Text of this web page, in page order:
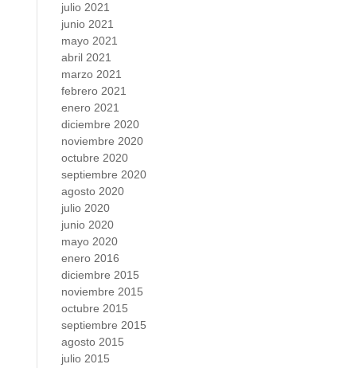
julio 2021
junio 2021
mayo 2021
abril 2021
marzo 2021
febrero 2021
enero 2021
diciembre 2020
noviembre 2020
octubre 2020
septiembre 2020
agosto 2020
julio 2020
junio 2020
mayo 2020
enero 2016
diciembre 2015
noviembre 2015
octubre 2015
septiembre 2015
agosto 2015
julio 2015